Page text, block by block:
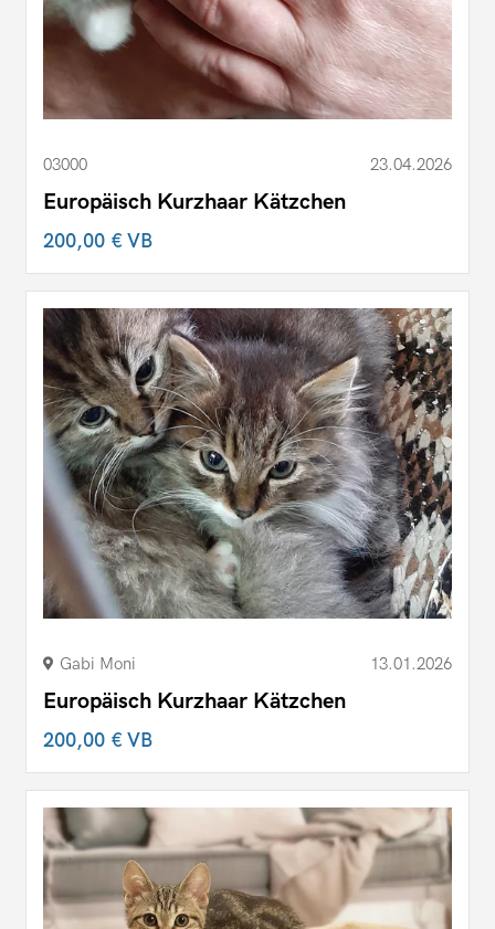
03000 23.04.2026
Europäisch Kurzhaar Kätzchen
200,00 €VB
Gabi Moni 13.01.2026
Europäisch Kurzhaar Kätzchen
200,00 €VB